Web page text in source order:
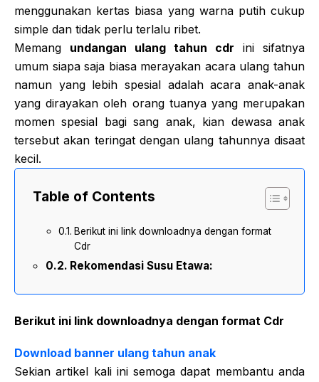
menggunakan kertas biasa yang warna putih cukup
simple dan tidak perlu terlalu ribet.
Memang undangan ulang tahun cdr ini sifatnya
umum siapa saja biasa merayakan acara ulang tahun
namun yang lebih spesial adalah acara anak-anak
yang dirayakan oleh orang tuanya yang merupakan
momen spesial bagi sang anak, kian dewasa anak
tersebut akan teringat dengan ulang tahunnya disaat
kecil.
Table of Contents
Berikut ini link downloadnya dengan format
Cdr
Rekomendasi Susu Etawa:
Berikut ini link downloadnya dengan format Cdr
Download banner ulang tahun anak
Sekian artikel kali ini semoga dapat membantu anda